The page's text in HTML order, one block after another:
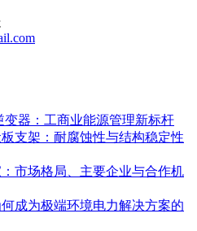
变器：工商业能源管理新标杆
支架：耐腐蚀性与结构稳定性
市场格局、主要企业与合作机
成为极端环境电力解决方案的